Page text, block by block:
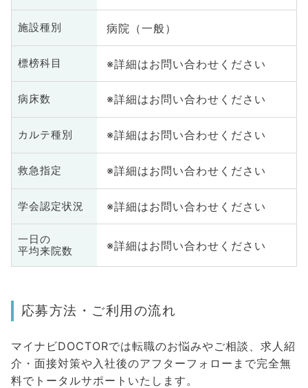
施設種別 病院（一般）
標榜科目 ※詳細はお問い合わせください
病床数 ※詳細はお問い合わせください
カルテ種別 ※詳細はお問い合わせください
救急指定 ※詳細はお問い合わせください
学会認定状況 ※詳細はお問い合わせください
一日の
平均来院数
※詳細はお問い合わせください
応募方法・ご利用の流れ
マイナビDOCTORでは転職のお悩みやご相談、求人紹
介・面接対策や入社後のアフターフォローまで完全無
料でトータルサポートいたします。